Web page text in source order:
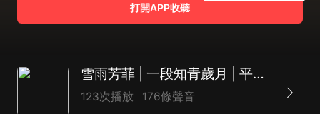
打開APP收聽
雪雨芳菲 | 一段知青歲月 | 平凡但真摯的愛情 | 年代文
123次播放 176條聲音